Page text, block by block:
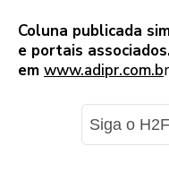
Coluna publicada
e portais
em www.adipr.com.br
Siga o